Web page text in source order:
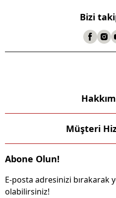
Bizi
Müşteri
Abone Olun!
E-posta adresinizi bırakarak
olabilirsiniz!